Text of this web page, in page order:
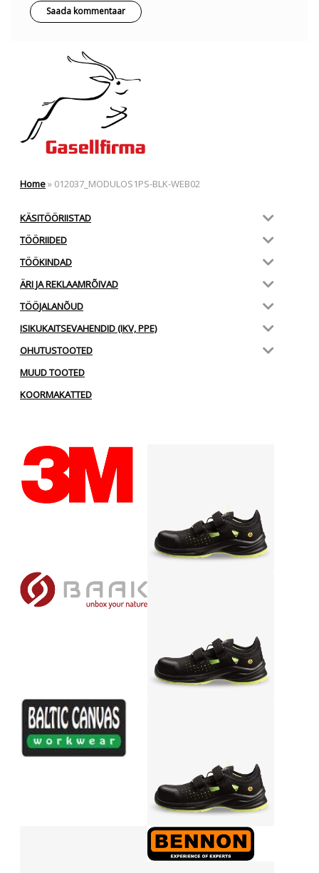
Home» 012037_MODULOS1PS-BLK-WEB02
KÄSITÖÖRIISTAD
TÖÖRIIDED
TÖÖKINDAD
ÄRI JA REKLAAMRÕIVAD
TÖÖJALANÕUD
ISIKUKAITSEVAHENDID (IKV, PPE)
OHUTUSTOOTED
MUUD TOOTED
KOORMAKATTED